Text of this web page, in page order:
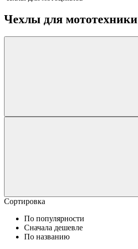
Чехлы для мототехники
Сортировка
По популярности
Сначала дешевле
По названию